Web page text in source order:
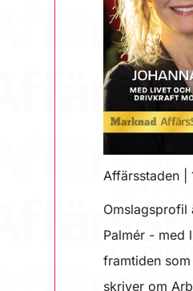
Affärsstaden |
Omslagsprofil
Palmér - med
framtiden
skriver om